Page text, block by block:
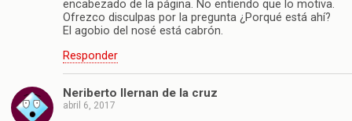
encabezado de la página. No entiendo que lo motiva.
Ofrezco disculpas por la pregunta ¿Porqué está ahí?
El agobio del nosé está cabrón.
Responder
Neriberto llernan de la cruz
abril 6, 2017